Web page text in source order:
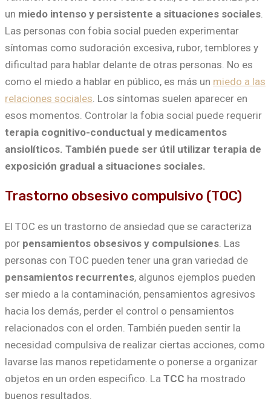
un miedo intenso y persistente a situaciones sociales
Las personas con fobia social pueden experimentar
síntomas como sudoración excesiva, rubor, temblores y
dificultad para hablar delante de otras personas. No es
como el miedo a hablar en público, es más un miedo a las
relaciones sociales . Los síntomas suelen aparecer en
esos momentos. Controlar la fobia social puede requerir
terapia cognitivo-conductual y medicamentos
ansiolíticos. También puede ser útil utilizar terapia de
exposición gradual a situaciones sociales.
Trastorno obsesivo compulsivo (TOC)
El TOC es un trastorno de ansiedad que se caracteriza
por pensamientos obsesivos y compulsiones . Las
personas con TOC pueden tener una gran variedad de
pensamientos recurrentes, algunos ejemplos pueden
ser miedo a la contaminación, pensamientos agresivos
hacia los demás, perder el control o pensamientos
relacionados con el orden. También pueden sentir la
necesidad compulsiva de realizar ciertas acciones, como
lavarse las manos repetidamente o ponerse a organizar
objetos en un orden especifico. La TCC ha mostrado
buenos resultados.